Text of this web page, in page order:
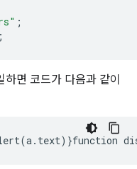
;
하면 코드가 다음과 같이
(a. text)}function